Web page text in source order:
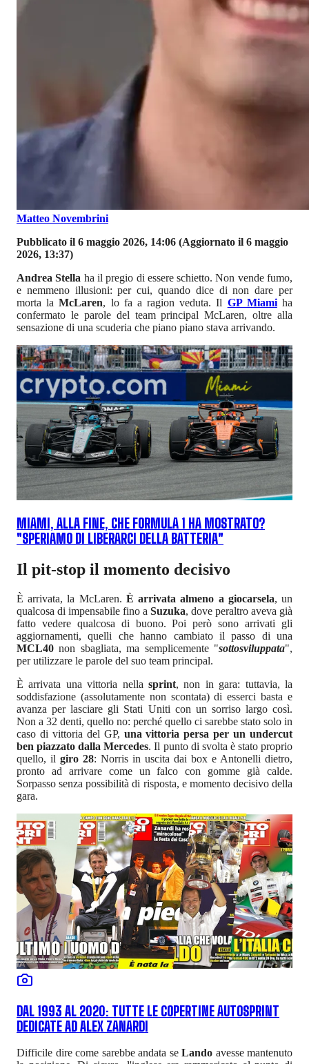
Matteo Novembrini
Pubblicato il 6 maggio 2026, 14:06 (Aggiornato il 6 maggio
2026, 13:37)
Andrea Stella ha il pregio di essere schietto. Non vende fumo,
e nemmeno illusioni: per cui, quando dice di non dare per
morta laMcLaren, lo fa a ragion veduta. Il GP Miami ha
confermato le parole del team principal McLaren, oltre alla
sensazione di una scuderia che piano piano stava arrivando.
MIAMI, ALLA FINE, CHE FORMULA 1 HA MOSTRATO?
"SPERIAMO DI LIBERARCI DELLA BATTERIA"
Il pit-stop il momento decisivo
È arrivata, la McLaren. È arrivata almeno a giocarsela, un
qualcosa di impensabile fino a Suzuka, dove peraltro aveva già
fatto vedere qualcosa di buono. Poi però sono arrivati gli
aggiornamenti, quelli che hanno cambiato il passo di una
MCL40non sbagliata, ma semplicemente "sottosviluppata",
per utilizzare le parole del suo team principal.
È arrivata una vittoria nella sprint, non in gara: tuttavia, la
soddisfazione (assolutamente non scontata) di esserci basta e
avanza per lasciare gli Stati Uniti con un sorriso largo così.
Non a 32 denti, quello no: perché quello ci sarebbe stato solo in
caso di vittoria del GP, una vittoria persa per un undercut
ben piazzato dalla Mercedes. Il punto di svolta è stato proprio
quello, il giro 28: Norris in uscita dai box e Antonelli dietro,
pronto ad arrivare come un falco con gomme già calde.
Sorpasso senza possibilità di risposta, e momento decisivo della
gara.
DAL 1993 AL 2020: TUTTE LE COPERTINE AUTOSPRINT
DEDICATE AD ALEX ZANARDI
Difficile dire come sarebbe andata se Lando avesse mantenuto